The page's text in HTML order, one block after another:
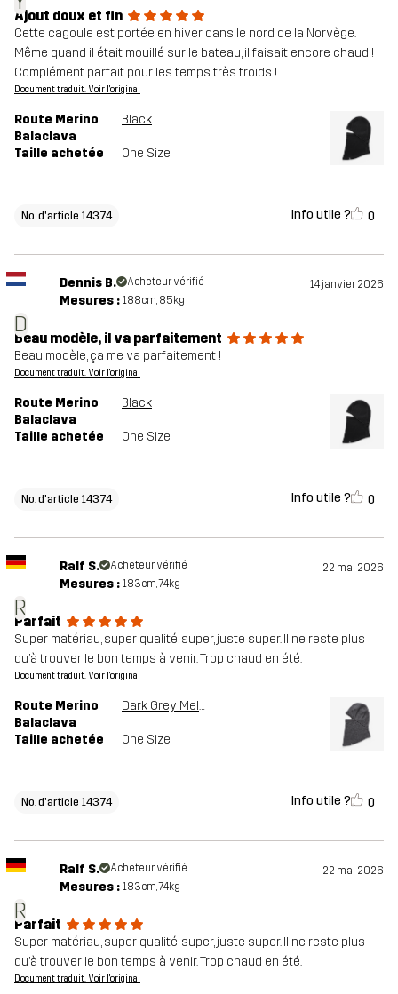
Ajout doux et fin
Cette cagoule est portée en hiver dans le nord de la Norvège.
Même quand il était mouillé sur le bateau, il faisait encore chaud !
Complément parfait pour les temps très froids !
Document traduit. Voir l'original
Route Merino
Balaclava
Black
Taille achetée One Size
No. d'article 14374 Info utile ? 0
D
Dennis B. Acheteur vérifié 14 janvier 2026
Mesures : 188cm, 85kg
Beau modèle, il va parfaitement
Beau modèle, ça me va parfaitement !
Document traduit. Voir l'original
Route Merino
Balaclava
Black
Taille achetée One Size
No. d'article 14374 Info utile ? 0
R
Ralf S. Acheteur vérifié 22 mai 2026
Mesures : 183cm, 74kg
Parfait
Super matériau, super qualité, super, juste super. Il ne reste plus
qu’à trouver le bon temps à venir. Trop chaud en été.
Document traduit. Voir l'original
Route Merino
Balaclava
Dark Grey Melange
Taille achetée One Size
No. d'article 14374 Info utile ? 0
R
Ralf S. Acheteur vérifié 22 mai 2026
Mesures : 183cm, 74kg
Parfait
Super matériau, super qualité, super, juste super. Il ne reste plus
qu’à trouver le bon temps à venir. Trop chaud en été.
Document traduit. Voir l'original